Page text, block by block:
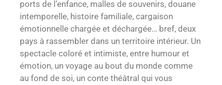
ports de l’enfance, malles de souvenirs, douane
intemporelle, histoire familiale, cargaison
émotionnelle chargée et déchargée… bref, deux
pays à rassembler dans un territoire intérieur. Un
spectacle coloré et intimiste, entre humour et
émotion, un voyage au bout du monde comme
au fond de soi, un conte théâtral qui vous